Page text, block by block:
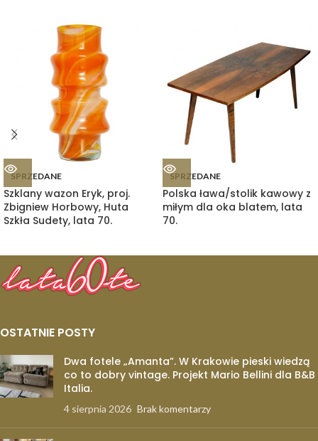
SPRZEDANE
Szklany wazon Eryk, proj.
Zbigniew Horbowy, Huta
Szkła Sudety, lata 70.
SPRZEDANE
Polska ława/stolik kawowy z
miłym dla oka blatem, lata
70.
OSTATNIE POSTY
Dwa fotele „Amanta”. W Krakowie pieski wiedzą
co to dobry vintage. Projekt Mario Bellini dla B&B
Italia.
4 sierpnia 2026 Brak komentarzy